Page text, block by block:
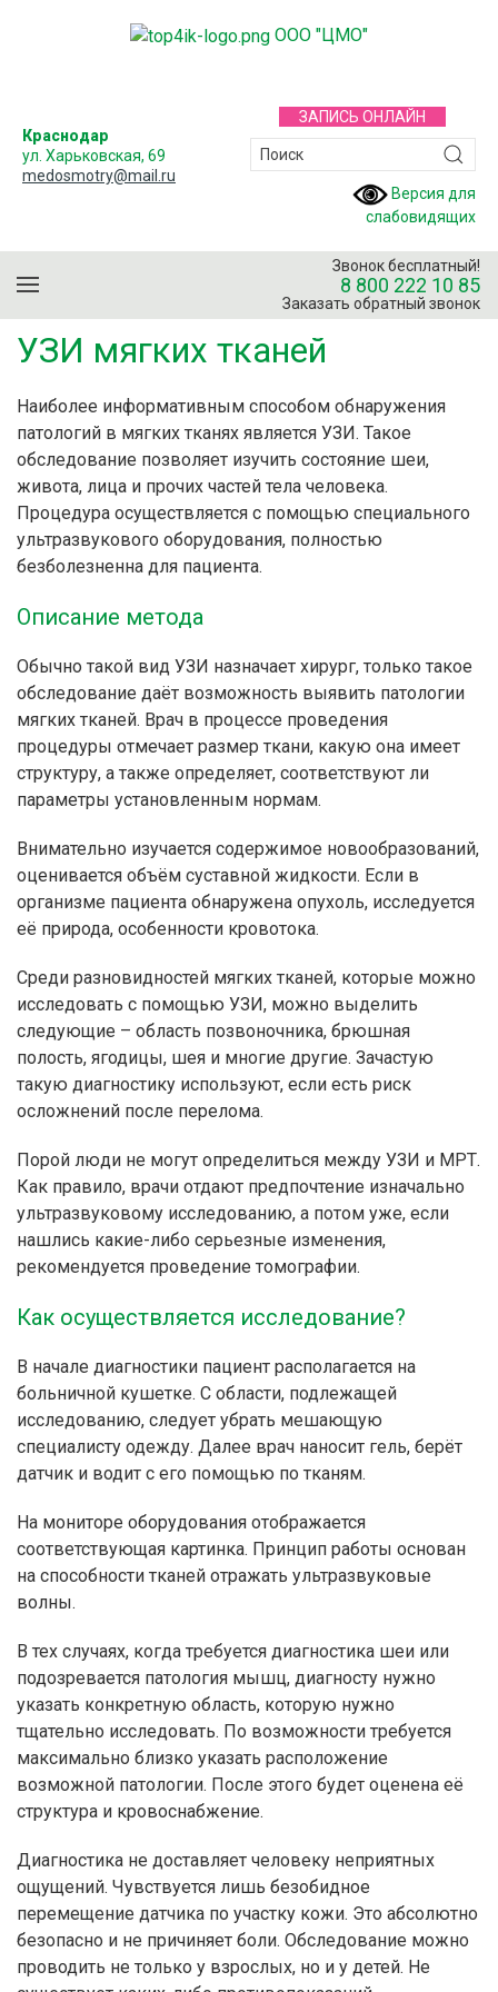
ООО "ЦМО"
Краснодар
ул. Харьковская, 69
medosmotry@mail.ru
ЗАПИСЬ ОНЛАЙН
Версия для
слабовидящих
Звонок бесплатный!
8 800 222 10 85
Заказать обратный звонок
УЗИ мягких тканей
Наиболее информативным способом обнаружения
патологий в мягких тканях является УЗИ. Такое
обследование позволяет изучить состояние шеи,
живота, лица и прочих частей тела человека.
Процедура осуществляется с помощью специального
ультразвукового оборудования, полностью
безболезненна для пациента.
Описание метода
Обычно такой вид УЗИ назначает хирург, только такое
обследование даёт возможность выявить патологии
мягких тканей. Врач в процессе проведения
процедуры отмечает размер ткани, какую она имеет
структуру, а также определяет, соответствуют ли
параметры установленным нормам.
Внимательно изучается содержимое новообразований,
оценивается объём суставной жидкости. Если в
организме пациента обнаружена опухоль, исследуется
её природа, особенности кровотока.
Среди разновидностей мягких тканей, которые можно
исследовать с помощью УЗИ, можно выделить
следующие – область позвоночника, брюшная
полость, ягодицы, шея и многие другие. Зачастую
такую диагностику используют, если есть риск
осложнений после перелома.
Порой люди не могут определиться между УЗИ и МРТ.
Как правило, врачи отдают предпочтение изначально
ультразвуковому исследованию, а потом уже, если
нашлись какие-либо серьезные изменения,
рекомендуется проведение томографии.
Как осуществляется исследование?
В начале диагностики пациент располагается на
больничной кушетке. С области, подлежащей
исследованию, следует убрать мешающую
специалисту одежду. Далее врач наносит гель, берёт
датчик и водит с его помощью по тканям.
На мониторе оборудования отображается
соответствующая картинка. Принцип работы основан
на способности тканей отражать ультразвуковые
волны.
В тех случаях, когда требуется диагностика шеи или
подозревается патология мышц, диагносту нужно
указать конкретную область, которую нужно
тщательно исследовать. По возможности требуется
максимально близко указать расположение
возможной патологии. После этого будет оценена её
структура и кровоснабжение.
Диагностика не доставляет человеку неприятных
ощущений. Чувствуется лишь безобидное
перемещение датчика по участку кожи. Это абсолютно
безопасно и не причиняет боли. Обследование можно
проводить не только у взрослых, но и у детей. Не